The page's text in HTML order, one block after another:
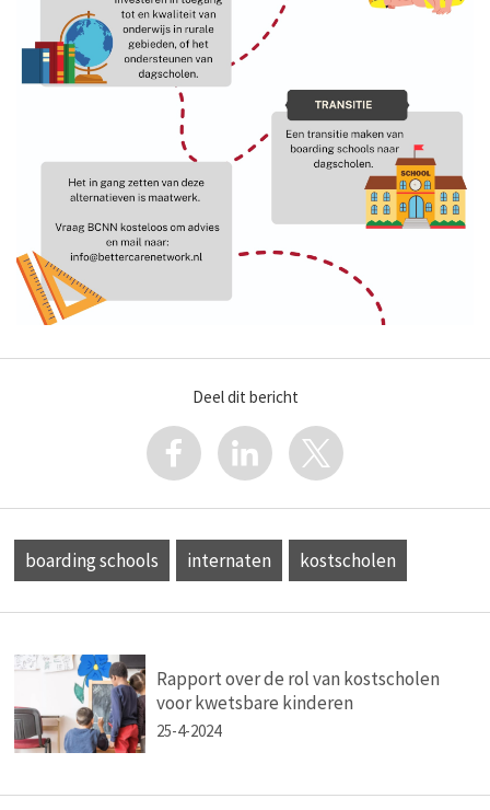
Deel dit bericht
boarding schools internaten kostscholen
Rapport over de rol van kostscholen
voor kwetsbare kinderen
25-4-2024